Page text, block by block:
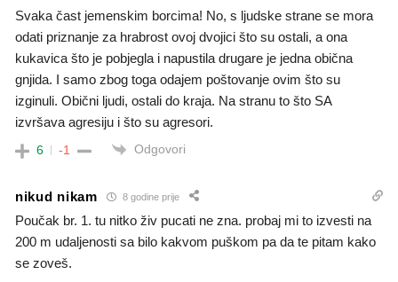
Svaka čast jemenskim borcima! No, s ljudske strane se mora
odati priznanje za hrabrost ovoj dvojici što su ostali, a ona
kukavica što je pobjegla i napustila drugare je jedna obična
gnjida. I samo zbog toga odajem poštovanje ovim što su
izginuli. Obični ljudi, ostali do kraja. Na stranu to što SA
izvršava agresiju i što su agresori.
6 -1 Odgovori
nikud nikam 8 godine prije
Poučak br. 1. tu nitko živ pucati ne zna. probaj mi to izvesti na
200 m udaljenosti sa bilo kakvom puškom pa da te pitam kako
se zoveš.